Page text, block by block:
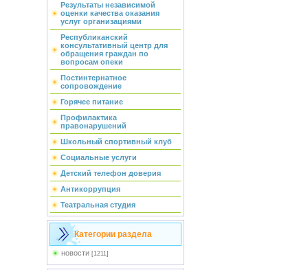
Результаты независимой
оценки качества оказания
услуг организациями
Республиканский
консультативный центр для
обращения граждан по
вопросам опеки
Постинтернатное
сопровождение
Горячее питание
Профилактика
правонарушений
Школьный спортивный клуб
Социальные услуги
Детский телефон доверия
Антикоррупция
Театральная студия
Категории раздела
новости [1211]